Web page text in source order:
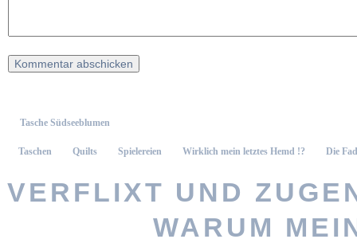
Tasche Südseeblumen
Taschen Quilts Spielereien Wirklich mein letztes Hemd !? Die
VERFLIXT UND
Vernähte
WARUM